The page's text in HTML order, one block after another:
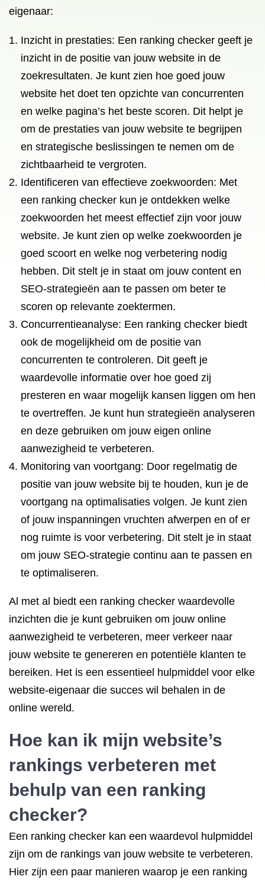
eigenaar:
Inzicht in prestaties: Een ranking checker geeft je
inzicht in de positie van jouw website in de
zoekresultaten. Je kunt zien hoe goed jouw
website het doet ten opzichte van concurrenten
en welke pagina’s het beste scoren. Dit helpt je
om de prestaties van jouw website te begrijpen
en strategische beslissingen te nemen om de
zichtbaarheid te vergroten.
Identificeren van effectieve zoekwoorden: Met
een ranking checker kun je ontdekken welke
zoekwoorden het meest effectief zijn voor jouw
website. Je kunt zien op welke zoekwoorden je
goed scoort en welke nog verbetering nodig
hebben. Dit stelt je in staat om jouw content en
SEO-strategieën aan te passen om beter te
scoren op relevante zoektermen.
Concurrentieanalyse: Een ranking checker biedt
ook de mogelijkheid om de positie van
concurrenten te controleren. Dit geeft je
waardevolle informatie over hoe goed zij
presteren en waar mogelijk kansen liggen om hen
te overtreffen. Je kunt hun strategieën analyseren
en deze gebruiken om jouw eigen online
aanwezigheid te verbeteren.
Monitoring van voortgang: Door regelmatig de
positie van jouw website bij te houden, kun je de
voortgang na optimalisaties volgen. Je kunt zien
of jouw inspanningen vruchten afwerpen en of er
nog ruimte is voor verbetering. Dit stelt je in staat
om jouw SEO-strategie continu aan te passen en
te optimaliseren.
Al met al biedt een ranking checker waardevolle
inzichten die je kunt gebruiken om jouw online
aanwezigheid te verbeteren, meer verkeer naar
jouw website te genereren en potentiële klanten te
bereiken. Het is een essentieel hulpmiddel voor elke
website-eigenaar die succes wil behalen in de
online wereld.
Hoe kan ik mijn website’s
rankings verbeteren met
behulp van een ranking
checker?
Een ranking checker kan een waardevol hulpmiddel
zijn om de rankings van jouw website te verbeteren.
Hier zijn een paar manieren waarop je een ranking